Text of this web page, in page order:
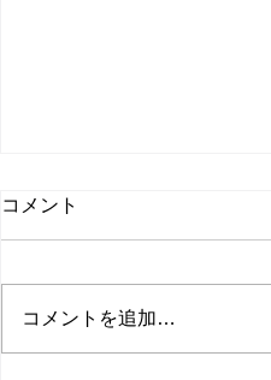
サマーセールのお知らせ
コメント
コメントを追加…